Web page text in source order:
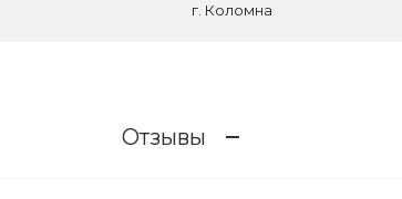
г. Коломна
Отзывы